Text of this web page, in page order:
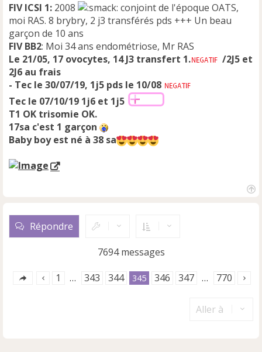
FIV ICSI 1: 2008
conjoint de l'époque OATS,
moi RAS. 8 brybry, 2 j3 transférés pds +++ Un beau
garçon de 10 ans
FIV BB2: Moi 34 ans endométriose, Mr RAS
Le 21/05, 17 ovocytes, 14 J3 transfert 1.
/2J5 et
2J6 au frais
- Tec le 30/07/19, 1j5 pds le 10/08
Tec le 07/10/19 1j6 et 1j5
T1 OK trisomie OK.
17sa c'est 1 garçon
Baby boy est né à 38 sa
Répondre
7694 messages
1 … 343 344 345 346 347 … 770
Aller à